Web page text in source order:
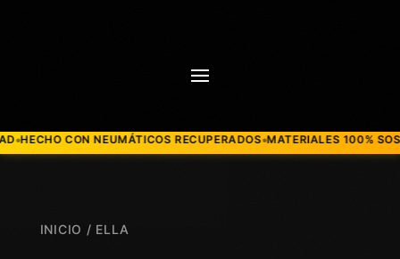
CON NEUMÁTICOS RECUPERADOS●MATERIALES 100%
INICIO / ELLA